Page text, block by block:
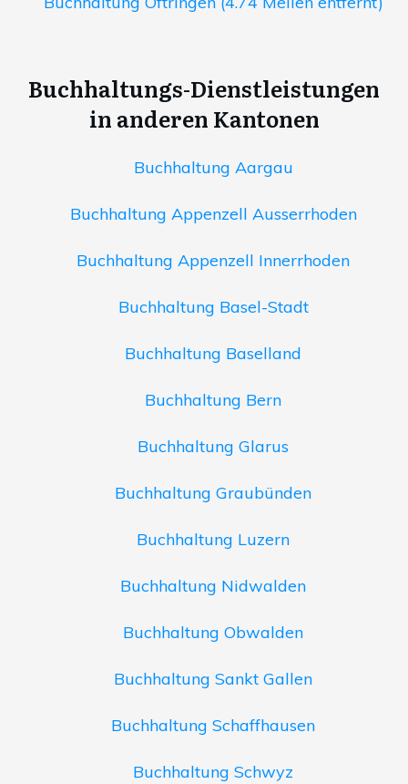
Buchhaltungs-Dienstleistungen
in anderen Kantonen
Buchhaltung Aargau
Buchhaltung Appenzell Ausserrhoden
Buchhaltung Appenzell Innerrhoden
Buchhaltung Basel-Stadt
Buchhaltung Baselland
Buchhaltung Bern
Buchhaltung Glarus
Buchhaltung Graubünden
Buchhaltung Luzern
Buchhaltung Nidwalden
Buchhaltung Obwalden
Buchhaltung Sankt Gallen
Buchhaltung Schaffhausen
Buchhaltung Schwyz